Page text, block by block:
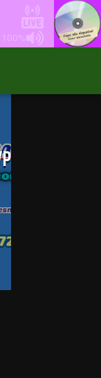
100%